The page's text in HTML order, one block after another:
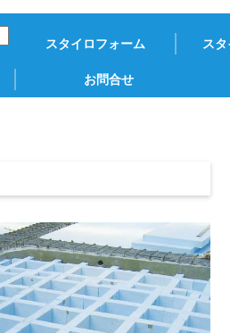
スタイロフォーム ス
お問合せ